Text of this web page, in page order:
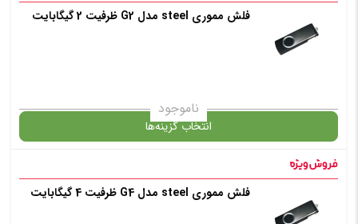
در حال حاضر این محصول در انبار موجود نیست و در دسترس نمی باشد.
✧ چت با پشتیبان واتس آپ
فلش مموری steel مدل G2 ظرفیت 2 گیگابایت
ناموجود
انتخاب گزینه‌ها
فلش مموری steel مدل G4 ظرفیت 4 گیگابایت